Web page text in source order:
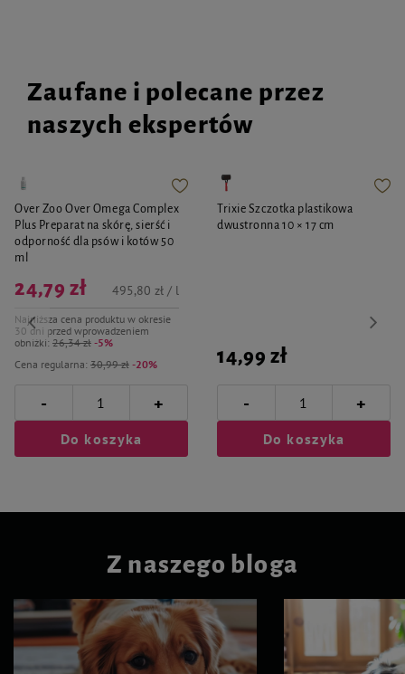
Zaufane i polecane przez
naszych ekspertów
Over Zoo Over Omega Complex
Plus Preparat na skórę, sierść i
odporność dla psów i kotów 50
ml
Cena regularna: 30,99 zł -20%
24,79 zł
Najniższa cena produktu w okresie
30 dni przed wprowadzeniem
obniżki: 26,34 zł -5%
495,80 zł / l
- +
Do koszyka
Trixie Szczotka plastikowa
dwustronna 10 × 17 cm
14,99 zł
- +
Do koszyka
Z naszego bloga